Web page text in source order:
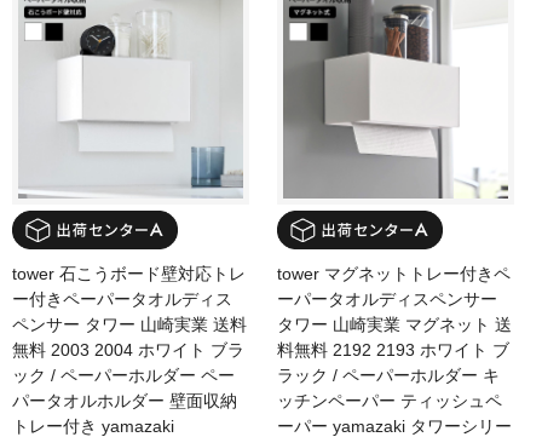
tower 石こうボード壁対応トレ
ー付きペーパータオルディス
ペンサー タワー 山崎実業 送料
無料 2003 2004 ホワイト ブラ
ック / ペーパーホルダー ペー
パータオルホルダー 壁面収納
トレー付き yamazaki
tower マグネットトレー付きペ
ーパータオルディスペンサー
タワー 山崎実業 マグネット 送
料無料 2192 2193 ホワイト ブ
ラック / ペーパーホルダー キ
ッチンペーパー ティッシュペ
ーパー yamazaki タワーシリー